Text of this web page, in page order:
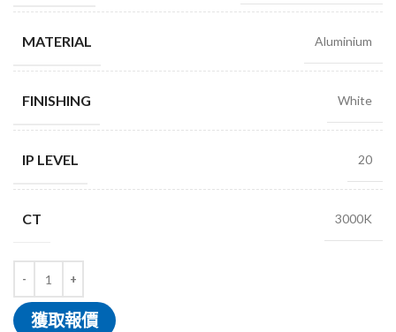
MATERIAL Aluminium
FINISHING White
IP LEVEL 20
CT 3000K
獲取報價